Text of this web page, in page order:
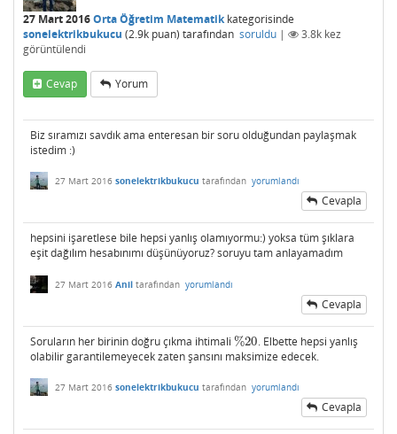
27 Mart 2016Orta Öğretim Matematikkategorisinde
sonelektrikbukucu (2.9k puan) tarafından soruldu | 3.8k kez
görüntülendi
Cevap Yorum
Biz sıramızı savdık ama enteresan bir soru olduğundan paylaşmak
istedim :)
27 Mart 2016 sonelektrikbukucu tarafından yorumlandı
Cevapla
hepsini işaretlese bile hepsi yanlış olamıyormu:) yoksa tüm şıklara
eşit dağılım hesabınımı düşünüyoruz? soruyu tam anlayamadım
27 Mart 2016 Anil tarafından yorumlandı
Cevapla
Soruların her birinin doğru çıkma ihtimali %20
%20 . Elbette hepsi yanlış
olabilir garantilemeyecek zaten şansını maksimize edecek.
27 Mart 2016 sonelektrikbukucu tarafından yorumlandı
Cevapla